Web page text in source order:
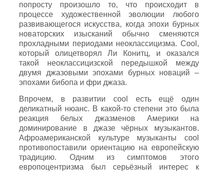
попросту произошло то, что происходит в
процессе художественной эволюции любого
развивающегося искусства, когда эпохи бурных
новаторских изысканий обычно сменяются
прохладными периодами неоклассицизма. Cool,
который олицетворял Ли Конитц, и оказался
такой неоклассицизской передышкой между
двумя джазовыми эпохами бурных новаций –
эпохами бибопа и фри джаза.
Впрочем, в развитии cool есть ещё один
деликатный нюанс. В какой-то степени это была
реакция белых джазменов Америки на
доминирование в джазе чёрных музыкантов.
Афроамериканской культуре музыканты cool
противопоставили ориентацию на европейскую
традицию. Одним из симптомов этого
европоцентризма был серьёзный интерес к